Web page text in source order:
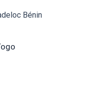
Bénin